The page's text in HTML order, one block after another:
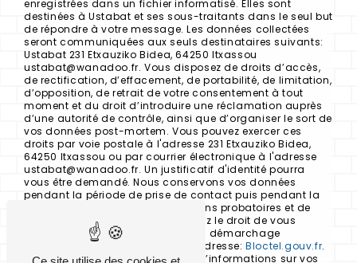
enregistrées dans un fichier informatisé. Elles sont
destinées à Ustabat et ses sous-traitants dans le seul but
de répondre à votre message. Les données collectées
seront communiquées aux seuls destinataires suivants:
Ustabat 231 Etxauziko Bidea, 64250 Itxassou
ustabat@wanadoo.fr. Vous disposez de droits d’accès,
de rectification, d’effacement, de portabilité, de limitation,
d’opposition, de retrait de votre consentement à tout
moment et du droit d’introduire une réclamation auprès
d’une autorité de contrôle, ainsi que d’organiser le sort de
vos données post-mortem. Vous pouvez exercer ces
droits par voie postale à l'adresse 231 Etxauziko Bidea,
64250 Itxassou ou par courrier électronique à l'adresse
ustabat@wanadoo.fr. Un justificatif d'identité pourra
vous être demandé. Nous conservons vos données
pendant la période de prise de contact puis pendant la
durée de prescription légale aux fins probatoires et de
gestion des contentieux. Vous avez le droit de vous
inscrire sur la liste d'opposition au démarchage
téléphonique, disponible à cette adresse:Bloctel.gouv.fr.
Consultez le site cnil.fr pour plus d’informations sur vos